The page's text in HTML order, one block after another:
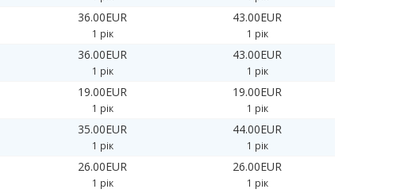
36.00EUR
1 рік
43.00EUR
1 рік
36.00EUR
1 рік
43.00EUR
1 рік
19.00EUR
1 рік
19.00EUR
1 рік
35.00EUR
1 рік
44.00EUR
1 рік
26.00EUR
1 рік
26.00EUR
1 рік